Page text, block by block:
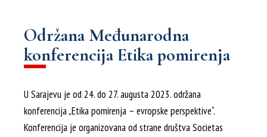
Održana Međunarodna
konferencija Etika pomirenja
U Sarajevu je od 24. do 27. augusta 2023. održana
konferencija „Etika pomirenja – evropske perspektive“.
Konferencija je organizovana od strane društva Societas